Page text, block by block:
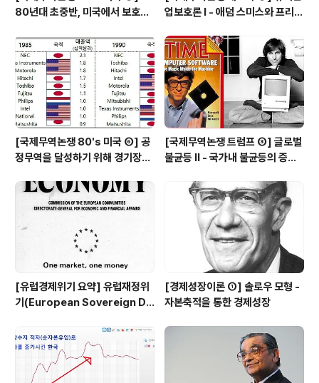
80년대 초중반, 미국에서 보호주
ctionism)
업보호론 Ⅰ - 애덤 스미스와 프리드
[국제무역논쟁 80's 미국 ⑥] 공
정무역을 달성하기 위해 경기장을
도체 분쟁과 전략적 무역 정책 논
[국제무역논쟁 트럼프 ⑧] 글로벌
불균등 Ⅱ - 국가내 불균등의 증가
역 때문인가 기술변화 때문인가
[유럽경제위기 요약] 유럽재정위
기(European Sovereign De
[경제성장이론 ①] 솔로우 모형 -
자본축적을 통한 경제성장